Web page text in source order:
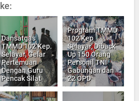
Dansatgas
TMMD 102 Kep.
Selayar, Gelar
Pertemuan
Dengan Guru
Pencak Silat
Program TMMD
102 Kep
Selayar, Diback
Up 150 Orang
Personil TNI
Gabungan dan
22 OPD